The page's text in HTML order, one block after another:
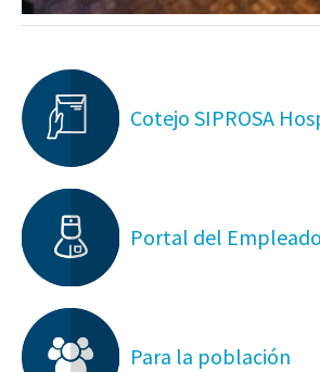
Cotejo SIPROSA
Portal del Empleado
Para la población